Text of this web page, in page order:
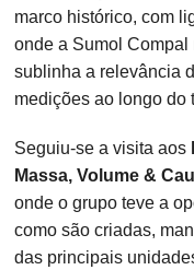
marco histórico, com
onde a Sumol
sublinha a relevância
medições ao longo do
Seguiu-se a visita aos
Massa, Volume &
onde o grupo teve a
como são criadas,
das principais